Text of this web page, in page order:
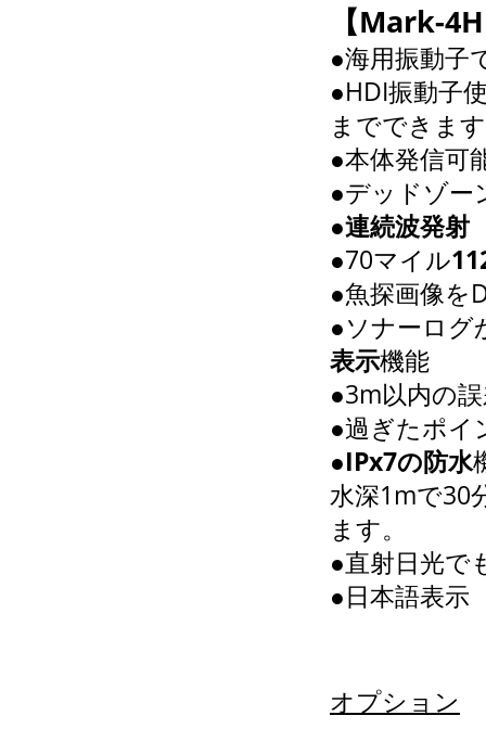
【Mark-
●海用振動子
●HDI振動子
までできます
●本体発信
●デッドゾー
●連続波発射
●70マイル
●魚探画像を
●ソナーログ
表示機能
●3m以内の
●過ぎたポ
●IPx7の防水
水深1mで30
ます。
●直射日光で
●日本語表示
オプション